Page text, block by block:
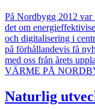
På Nordbygg 2012 var
det om
och digitalisering i
på förhållandevis få
med oss från årets
VÄRME PÅ
Naturlig